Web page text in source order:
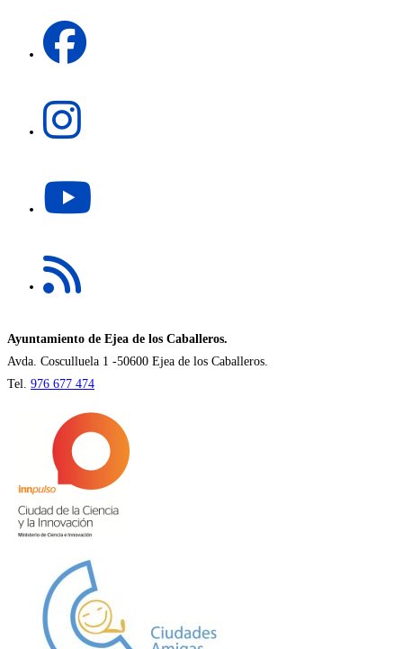
pestaña
abre
abre
nueva
pestaña
en
nueva
pestaña
Ayuntamiento de Ejea de los Caballeros.
Avda. Cosculluela 1 -50600 Ejea de los Caballeros.
Tel. 976 677 474